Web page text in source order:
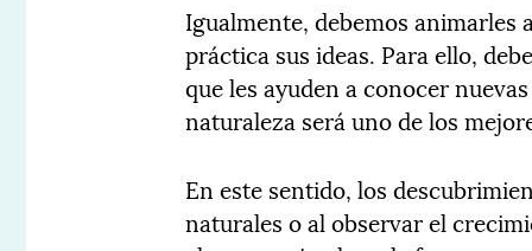
Igualmente, debemos animarles
práctica sus ideas. Para ello,
que les ayuden a conocer
naturaleza será uno de los
En este sentido, los
naturales o al observar el